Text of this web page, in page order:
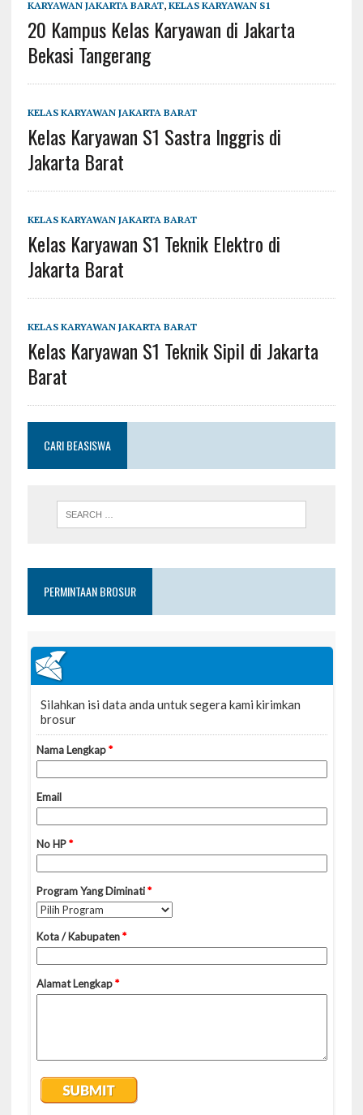
KARYAWAN JAKARTA BARAT, KELAS KARYAWAN S1
20 Kampus Kelas Karyawan di Jakarta
Bekasi Tangerang
KELAS KARYAWAN JAKARTA BARAT
Kelas Karyawan S1 Sastra Inggris di
Jakarta Barat
KELAS KARYAWAN JAKARTA BARAT
Kelas Karyawan S1 Teknik Elektro di
Jakarta Barat
KELAS KARYAWAN JAKARTA BARAT
Kelas Karyawan S1 Teknik Sipil di Jakarta
Barat
CARI BEASISWA
PERMINTAAN BROSUR